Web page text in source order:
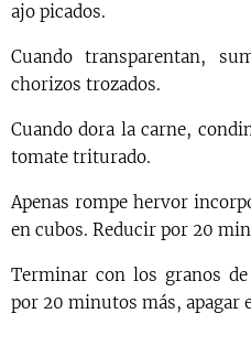
ajo picados.
Cuando transparentan,
chorizos trozados.
Cuando dora la carne,
tomate triturado.
Apenas rompe hervor
en cubos. Reducir por 20
Terminar con los granos
por 20 minutos más, apagar